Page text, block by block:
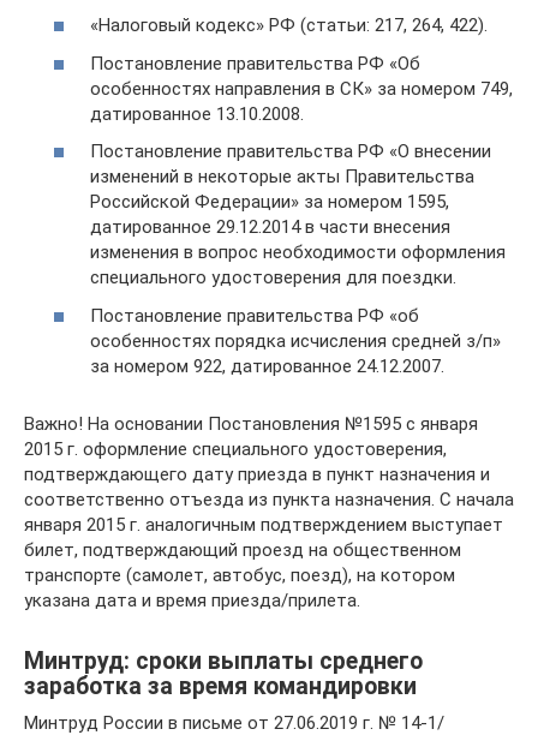
«Налоговый кодекс» РФ (статьи: 217, 264, 422).
Постановление правительства РФ «Об
особенностях направления в СК» за номером 749,
датированное 13.10.2008.
Постановление правительства РФ «О внесении
изменений в некоторые акты Правительства
Российской Федерации» за номером 1595,
датированное 29.12.2014 в части внесения
изменения в вопрос необходимости оформления
специального удостоверения для поездки.
Постановление правительства РФ «об
особенностях порядка исчисления средней з/п»
за номером 922, датированное 24.12.2007.
Важно! На основании Постановления №1595 с января
2015 г. оформление специального удостоверения,
подтверждающего дату приезда в пункт назначения и
соответственно отъезда из пункта назначения. С начала
января 2015 г. аналогичным подтверждением выступает
билет, подтверждающий проезд на общественном
транспорте (самолет, автобус, поезд), на котором
указана дата и время приезда/прилета.
Минтруд: сроки выплаты среднего
заработка за время командировки
Минтруд России в письме от 27.06.2019 г. № 14-1/